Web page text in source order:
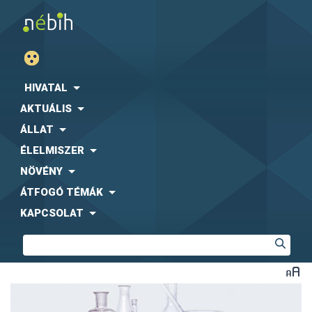
HIVATAL
AKTUÁLIS
ÁLLAT
ÉLELMISZER
NÖVÉNY
ÁTFOGÓ TÉMÁK
KAPCSOLAT